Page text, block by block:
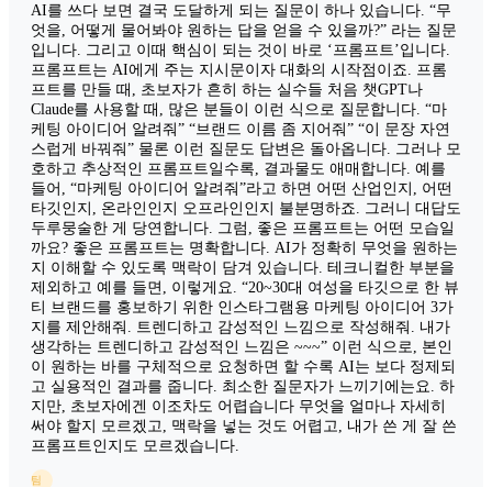
AI를 쓰다 보면 결국 도달하게 되는 질문이 하나 있습니다. “무
엇을, 어떻게 물어봐야 원하는 답을 얻을 수 있을까?” 라는 질문
입니다. 그리고 이때 핵심이 되는 것이 바로 ‘프롬프트’입니다.
프롬프트는 AI에게 주는 지시문이자 대화의 시작점이죠. 프롬
프트를 만들 때, 초보자가 흔히 하는 실수들 처음 챗GPT나
Claude를 사용할 때, 많은 분들이 이런 식으로 질문합니다. “마
케팅 아이디어 알려줘” “브랜드 이름 좀 지어줘” “이 문장 자연
스럽게 바꿔줘” 물론 이런 질문도 답변은 돌아옵니다. 그러나 모
호하고 추상적인 프롬프트일수록, 결과물도 애매합니다. 예를
들어, “마케팅 아이디어 알려줘”라고 하면 어떤 산업인지, 어떤
타깃인지, 온라인인지 오프라인인지 불분명하죠. 그러니 대답도
두루뭉술한 게 당연합니다. 그럼, 좋은 프롬프트는 어떤 모습일
까요? 좋은 프롬프트는 명확합니다. AI가 정확히 무엇을 원하는
지 이해할 수 있도록 맥락이 담겨 있습니다. 테크니컬한 부분을
제외하고 예를 들면, 이렇게요. “20~30대 여성을 타깃으로 한 뷰
티 브랜드를 홍보하기 위한 인스타그램용 마케팅 아이디어 3가
지를 제안해줘. 트렌디하고 감성적인 느낌으로 작성해줘. 내가
생각하는 트렌디하고 감성적인 느낌은 ~~~” 이런 식으로, 본인
이 원하는 바를 구체적으로 요청하면 할 수록 AI는 보다 정제되
고 실용적인 결과를 줍니다. 최소한 질문자가 느끼기에는요. 하
지만, 초보자에겐 이조차도 어렵습니다 무엇을 얼마나 자세히
써야 할지 모르겠고, 맥락을 넣는 것도 어렵고, 내가 쓴 게 잘 쓴
프롬프트인지도 모르겠습니다.
팀